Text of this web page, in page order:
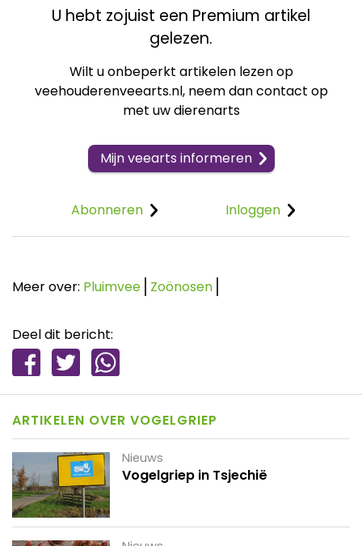
U hebt zojuist een Premium artikel
gelezen.
Wilt u onbeperkt artikelen lezen op
veehouderenveearts.nl, neem dan contact op
met uw dierenarts
Mijn veearts informeren
Abonneren Inloggen
Meer over: Pluimvee Zoönosen
Deel dit bericht:
ARTIKELEN OVER VOGELGRIEP
Nieuws
Vogelgriep in Tsjechië